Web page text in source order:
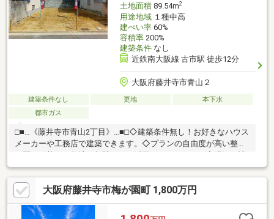
土地面積89.54m2
用途地域１種中高
建ぺい率60%
容積率200%
建築条件なし
近鉄南大阪線 古市駅 徒歩12分
大阪府藤井寺市青山２
建築条件なし 更地
本下水
都市ガス
□■…《藤井寺市青山2丁目》…■□◇建築条件無し！お好きなハウス
メーカーや工務店で建築できます。◇プランの自由度が高い整っ
た区画形状で、敷地を無駄なくご活用いただけます。◇現況更地
につき、プラン決定後スムーズに建築工事をスタートできます。
◇敷地面積は27坪超。西側道路の幅員は約4.7mです。◇前面道路
との段差が少なく、自転車やベビーカー、車での出入りもスムー
ズです。◇建ぺい率は60%、容積率は200%です。◇周囲には既存
の建物があるため、窓の配置などを考慮したプランニングが可能
大阪府藤井寺市梅が園町 1,800万円